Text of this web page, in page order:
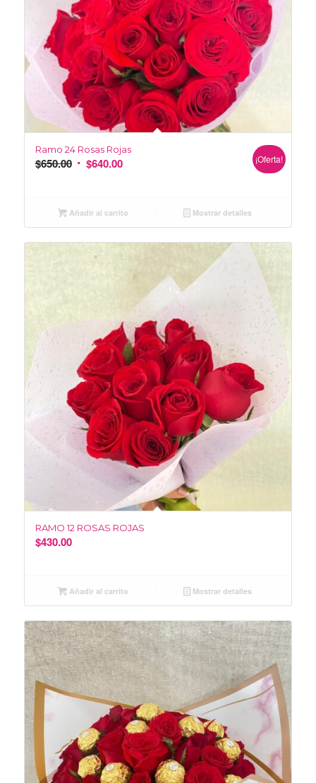
Ramo 24 Rosas Rojas
$650.00 $640.00 ¡Oferta!
Añadir al carrito Mostrar detalles
5.00
RAMO 12 ROSAS ROJAS
$430.00
Añadir al carrito Mostrar detalles